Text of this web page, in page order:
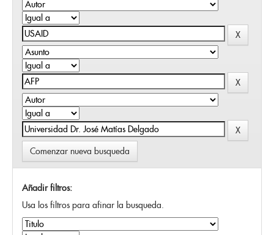
Comenzar nueva busqueda
Añadir filtros:
Usa los filtros para afinar la busqueda.